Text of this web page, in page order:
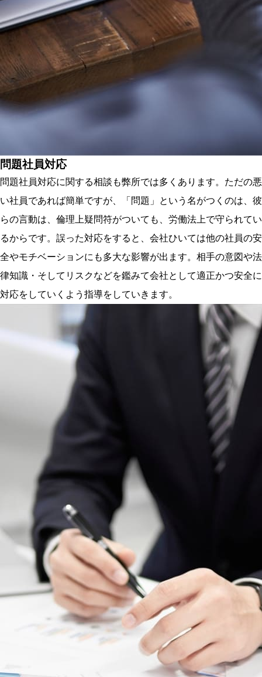
問題社員対応
問題社員対応に関する相談も弊所では多くあります。ただの悪
い社員であれば簡単ですが、「問題」という名がつくのは、彼
らの言動は、倫理上疑問符がついても、労働法上で守られてい
るからです。誤った対応をすると、会社ひいては他の社員の安
全やモチベーションにも多大な影響が出ます。相手の意図や法
律知識・そしてリスクなどを鑑みて会社として適正かつ安全に
対応をしていくよう指導をしていきます。